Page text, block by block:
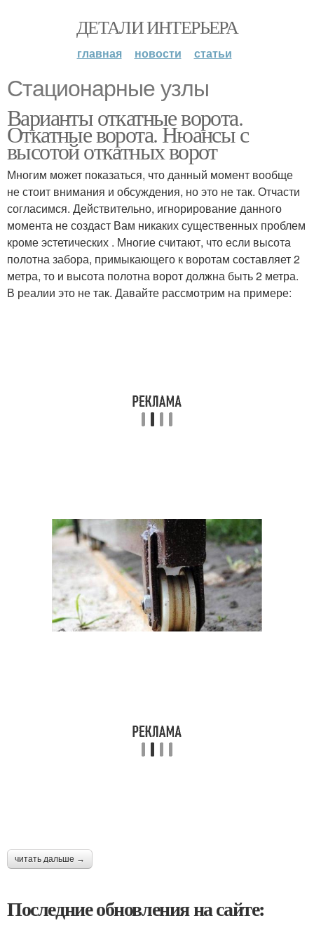
ДЕТАЛИ ИНТЕРЬЕРА
главная новости статьи
Стационарные узлы
Варианты откатные ворота.
Откатные ворота. Нюансы с
высотой откатных ворот
Многим может показаться, что данный момент вообще
не стоит внимания и обсуждения, но это не так. Отчасти
согласимся. Действительно, игнорирование данного
момента не создаст Вам никаких существенных проблем
кроме эстетических . Многие считают, что если высота
полотна забора, примыкающего к воротам составляет 2
метра, то и высота полотна ворот должна быть 2 метра.
В реалии это не так. Давайте рассмотрим на примере:
читать дальше →
Последние обновления на сайте: